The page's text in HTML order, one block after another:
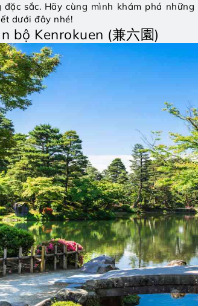
đặc sắc. Hãy cùng mình khám phá
dưới đây nhé!
bộ Kenrokuen (兼六園)